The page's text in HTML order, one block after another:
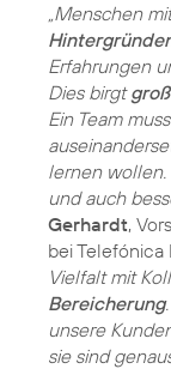
„Menschen
Erfahrungen
Dies birgt
Ein Team
lernen wollen.
und auch
Gerhardt,
bei
Vielfalt mit
Bereicherung
unsere
sie sind